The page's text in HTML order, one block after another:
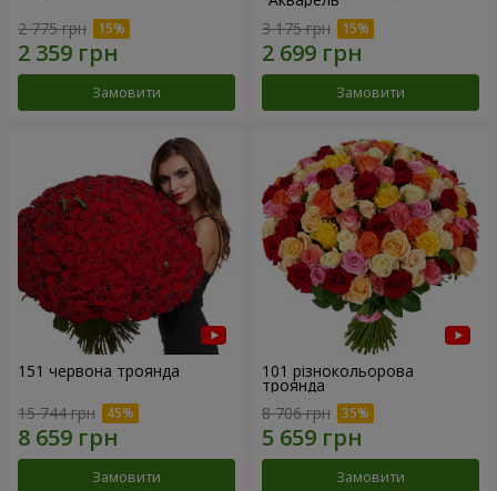
2 775 грн
Замовити
3 175 грн
Замовити
151 червона троянда
15 744 грн
Замовити
101 різнокольорова
троянда
8 706 грн
Замовити